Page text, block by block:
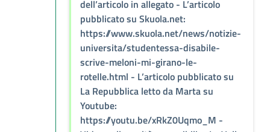
dell’articolo in allegato - L’articolo
pubblicato su Skuola.net:
https://www.skuola.net/news/notizie-
universita/studentessa-disabile-
scrive-meloni-mi-girano-le-
rotelle.html - L’articolo pubblicato su
La Repubblica letto da Marta su
Youtube:
https://youtu.be/xRkZ0Uqmo_M -